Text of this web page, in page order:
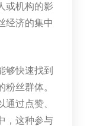
或机构的影
经济的集中
够快速找到
粉丝群体。
过点赞、
，这种参与